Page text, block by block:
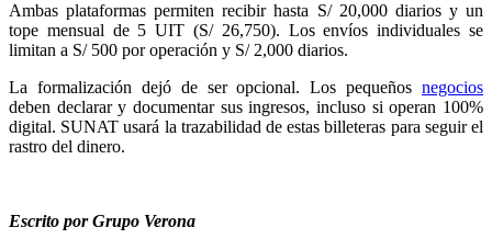
Ambas plataformas permiten recibir hasta S/ 20,000 diarios y un
tope mensual de 5 UIT (S/ 26,750). Los envíos individuales se
limitan a S/ 500 por operación y S/ 2,000 diarios.
La formalización dejó de ser opcional. Los pequeños negocios
deben declarar y documentar sus ingresos, incluso si operan 100%
digital. SUNAT usará la trazabilidad de estas billeteras para seguir el
rastro del dinero.
Escrito por Grupo Verona